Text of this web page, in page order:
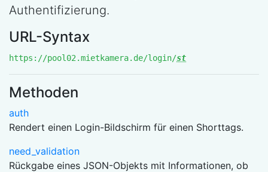
Authentifizierung.
URL-Syntax
https://pool02.mietkamera.de/login/st
Methoden
auth
Rendert einen Login-Bildschirm für einen Shorttags.
need_validation
Rückgabe eines JSON-Objekts mit Informationen, ob